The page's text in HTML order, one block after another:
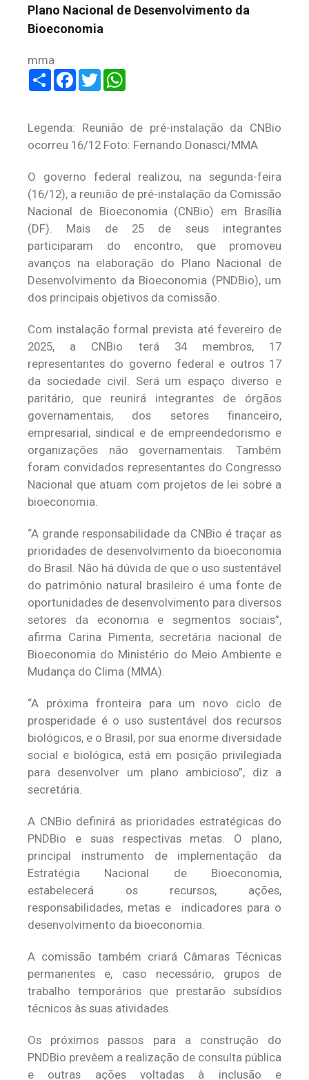
Plano Nacional de Desenvolvimento da
Bioeconomia
mma
ShareFacebook
Twitter
Legenda: Reunião de pré-instalação da CNBio
ocorreu 16/12 Foto: Fernando Donasci/MMA
O governo federal realizou, na segunda-feira
(16/12), a reunião de pré-instalação da Comissão
Nacional de Bioeconomia (CNBio) em Brasília
(DF). Mais de 25 de seus integrantes
participaram do encontro, que promoveu
avanços na elaboração do Plano Nacional de
Desenvolvimento da Bioeconomia (PNDBio), um
dos principais objetivos da comissão.
Com instalação formal prevista até fevereiro de
2025, a CNBio terá 34 membros, 17
representantes do governo federal e outros 17
da sociedade civil. Será um espaço diverso e
paritário, que reunirá integrantes de órgãos
governamentais, dos setores financeiro,
empresarial, sindical e de empreendedorismo e
organizações não governamentais. Também
foram convidados representantes do Congresso
Nacional que atuam com projetos de lei sobre a
bioeconomia.
“A grande responsabilidade da CNBio é traçar as
prioridades de desenvolvimento da bioeconomia
do Brasil. Não há dúvida de que o uso sustentável
do patrimônio natural brasileiro é uma fonte de
oportunidades de desenvolvimento para diversos
setores da economia e segmentos sociais”,
afirma Carina Pimenta, secretária nacional de
Bioeconomia do Ministério do Meio Ambiente e
Mudança do Clima (MMA).
“A próxima fronteira para um novo ciclo de
prosperidade é o uso sustentável dos recursos
biológicos, e o Brasil, por sua enorme diversidade
social e biológica, está em posição privilegiada
para desenvolver um plano ambicioso”, diz a
secretária.
A CNBio definirá as prioridades estratégicas do
PNDBio e suas respectivas metas. O plano,
principal instrumento de implementação da
Estratégia Nacional de Bioeconomia,
estabelecerá os recursos, ações,
responsabilidades, metas e indicadores para o
desenvolvimento da bioeconomia.
A comissão também criará Câmaras Técnicas
permanentes e, caso necessário, grupos de
trabalho temporários que prestarão subsídios
técnicos às suas atividades.
Os próximos passos para a construção do
PNDBio prevêem a realização de consulta pública
e outras ações voltadas à inclusão e